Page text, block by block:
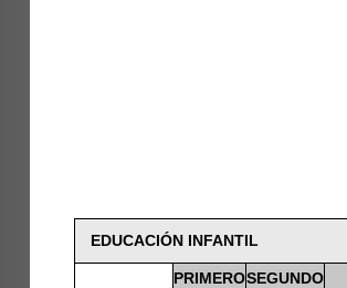
EDUCACIÓN INFANTIL
PRIMEROSEGUNDO